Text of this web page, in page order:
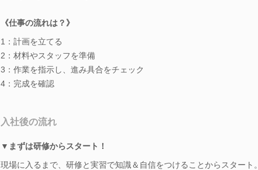
《仕事の流れは？》
1：計画を立てる
2：材料やスタッフを準備
3：作業を指示し、進み具合をチェック
4：完成を確認
入社後の流れ
▼まずは研修からスタート！
現場に入るまで、研修と実習で知識＆自信をつけることからスタート。